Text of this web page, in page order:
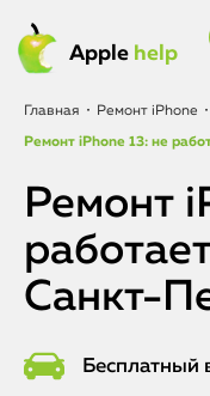
Apple help
Главная • Ремонт iPhone •
Ремонт iPhone 13: не
Ремонт
Санкт-
Бесплатный